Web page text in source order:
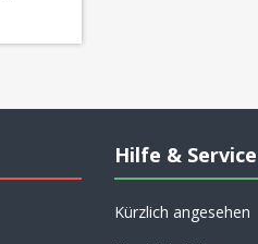
Hilfe & Service
Kürzlich angesehen